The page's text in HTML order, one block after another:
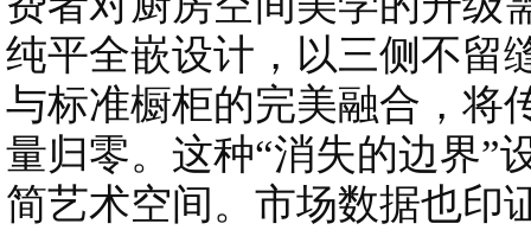
纯平全嵌设计，以三侧不留
与标准橱柜的完美融合，将
量归零。这种“消失的边界”
简艺术空间。市场数据也印